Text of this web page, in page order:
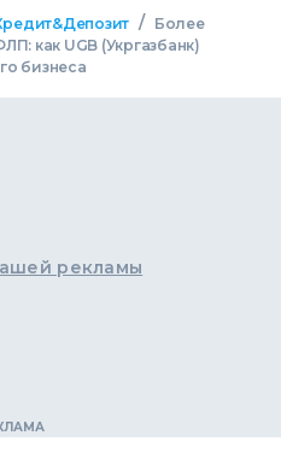
/
Более
как UGB (Укргазбанк)
бизнеса
рекламы